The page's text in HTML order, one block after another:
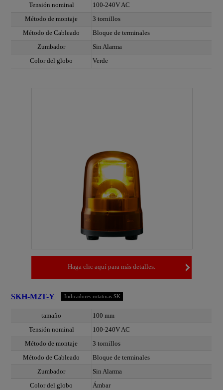
Tensión nominal
100-240V AC
Método de montaje
3 tornillos
Método de Cableado
Bloque de terminales
Zumbador
Sin Alarma
Color del globo
Verde
Haga clic aquí para más detalles.
SKH-M2T-Y Indicadores rotativas SK
tamaño
100 mm
Tensión nominal
100-240V AC
Método de montaje
3 tornillos
Método de Cableado
Bloque de terminales
Zumbador
Sin Alarma
Color del globo
Ámbar